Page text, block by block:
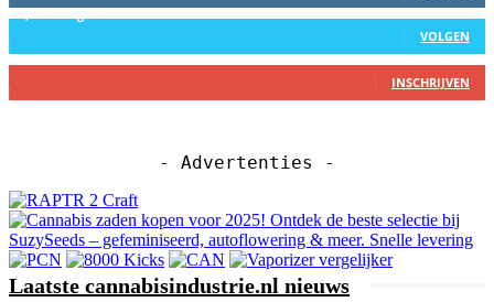
VOLGEN
INSCHRIJVEN
- Advertenties -
Laatste cannabisindustrie.nl nieuws